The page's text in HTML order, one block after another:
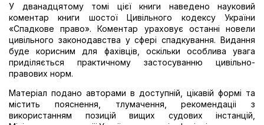
У дванадцятому томі цієї книги наведено науковий
коментар книги шостої Цивільного кодексу України
«Спадкове право». Коментар ураховує останні новели
цивільного законодавства у сфері спадкування. Видання
буде корисним для фахівців, оскільки особлива увага
приділяється практичному застосуванню цивільно-
правових норм.
Матеріал подано авторами в доступній, цікавій формі та
містить пояснення, тлумачення, рекомендаціі з
використанням позицій вищих судових інстанцій,